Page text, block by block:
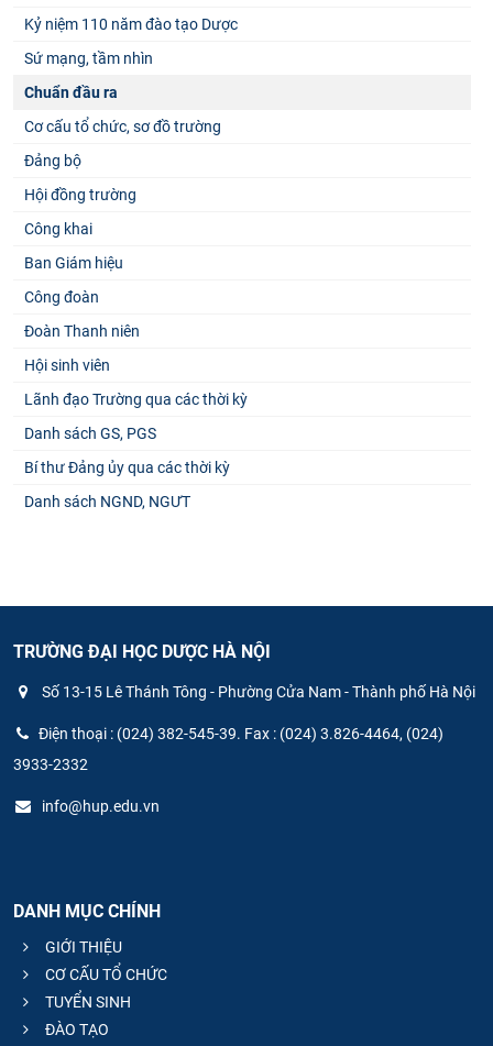
Kỷ niệm 110 năm đào tạo Dược
Sứ mạng, tầm nhìn
Chuẩn đầu ra
Cơ cấu tổ chức, sơ đồ trường
Đảng bộ
Hội đồng trường
Công khai
Ban Giám hiệu
Công đoàn
Đoàn Thanh niên
Hội sinh viên
Lãnh đạo Trường qua các thời kỳ
Danh sách GS, PGS
Bí thư Đảng ủy qua các thời kỳ
Danh sách NGND, NGƯT
TRƯỜNG ĐẠI HỌC DƯỢC HÀ NỘI
Số 13-15 Lê Thánh Tông - Phường Cửa Nam - Thành phố Hà Nội
Điện thoại : (024) 382-545-39. Fax : (024) 3.826-4464, (024)
3933-2332
info@hup.edu.vn
DANH MỤC CHÍNH
GIỚI THIỆU
CƠ CẤU TỔ CHỨC
TUYỂN SINH
ĐÀO TẠO